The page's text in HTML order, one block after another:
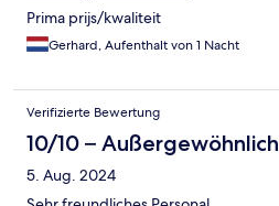
Prima prijs/kwaliteit
Gerhard, Aufenthalt von 1 Nacht
Verifizierte Bewertung
10/10 – Außergewöhnlich
5. Aug. 2024